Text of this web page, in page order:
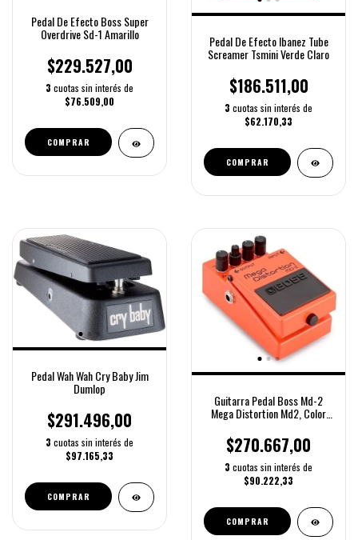
Pedal De Efecto Boss Super
Overdrive Sd-1 Amarillo
$229.527,00
3 cuotas sin interés de
$76.509,00
COMPRAR
Pedal De Efecto Ibanez Tube
Screamer Tsmini Verde Claro
$186.511,00
3 cuotas sin interés de
$62.170,33
COMPRAR
Pedal Wah Wah Cry Baby Jim
Dumlop
$291.496,00
3 cuotas sin interés de
$97.165,33
COMPRAR
Guitarra Pedal Boss Md-2
Mega Distortion Md2, Color
$270.667,00
3 cuotas sin interés de
$90.222,33
COMPRAR